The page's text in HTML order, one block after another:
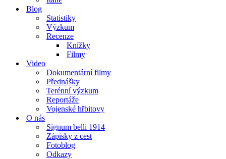
Blog
Statistiky
Výzkum
Recenze
Knížky
Filmy
Video
Dokumentární filmy
Přednášky
Terénní výzkum
Reportáže
Vojenské hřbitovy
O nás
Signum belli 1914
Zápisky z cest
Fotoblog
Odkazy